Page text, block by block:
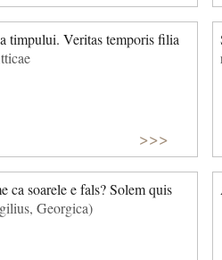
timpului. Veritas temporis filia
>>>
ca soarele e fals? Solem quis
Georgica)